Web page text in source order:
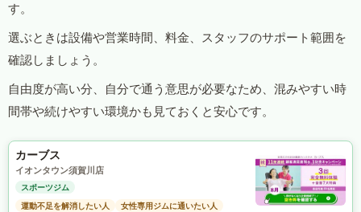
す。
選ぶときは設備や営業時間、料金、スタッフのサポート範囲を
確認しましょう。
自由度が高い分、自分で通う意思が必要なため、混みやすい時
間帯や続けやすい環境かも見ておくと安心です。
カーブス
イオンタウン須賀川店
スポーツジム
運動不足を解消したい人
女性専用ジムに通いたい人